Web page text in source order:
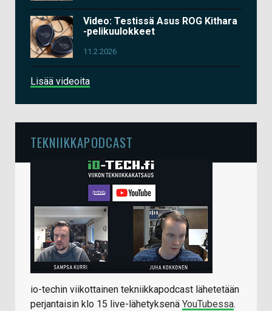
Video: Testissä Asus ROG Kithara
-pelikuulokkeet
11.2.2026
Lisää videoita
TEKNIIKKAPODCAST
io-techin viikottainen tekniikkapodcast lähetetään
perjantaisin klo 15 live-lähetyksenä YouTubessa.